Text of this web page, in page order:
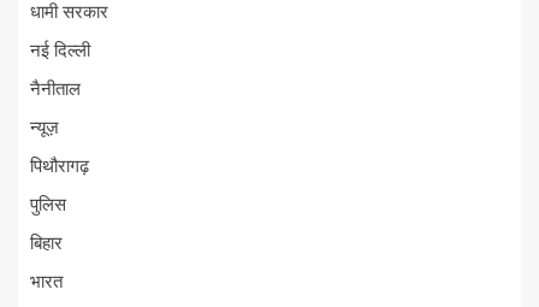
धामी सरकार
नई दिल्ली
नैनीताल
न्यूज़
पिथौरागढ़
पुलिस
बिहार
भारत